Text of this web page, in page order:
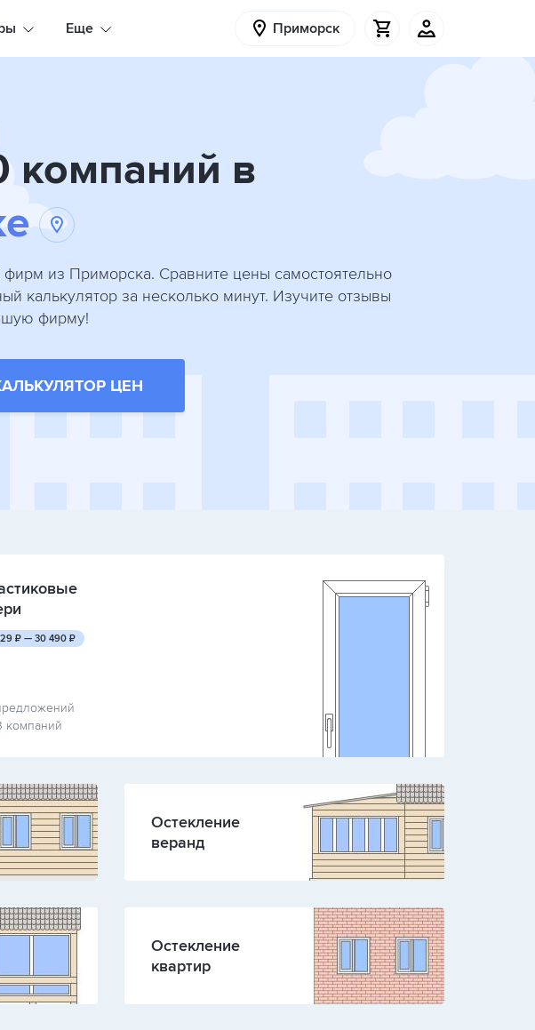
Еще Приморск
компаний в
из Приморска. Сравните цены самостоятельно
калькулятор за несколько минут. Изучите отзывы
фирму!
ЦЕН
руб.
₽ — 30 490 руб.
₽
компаний
Остекление
веранд
Остекление
квартир